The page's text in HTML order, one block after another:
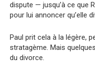
dispute — jusqu’à ce que
pour lui annoncer qu’elle
Paul prit cela à la légère,
stratagème. Mais
du divorce.